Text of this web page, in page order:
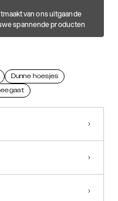
van ons uitgaande
spannende producten
Dunne hoesjes